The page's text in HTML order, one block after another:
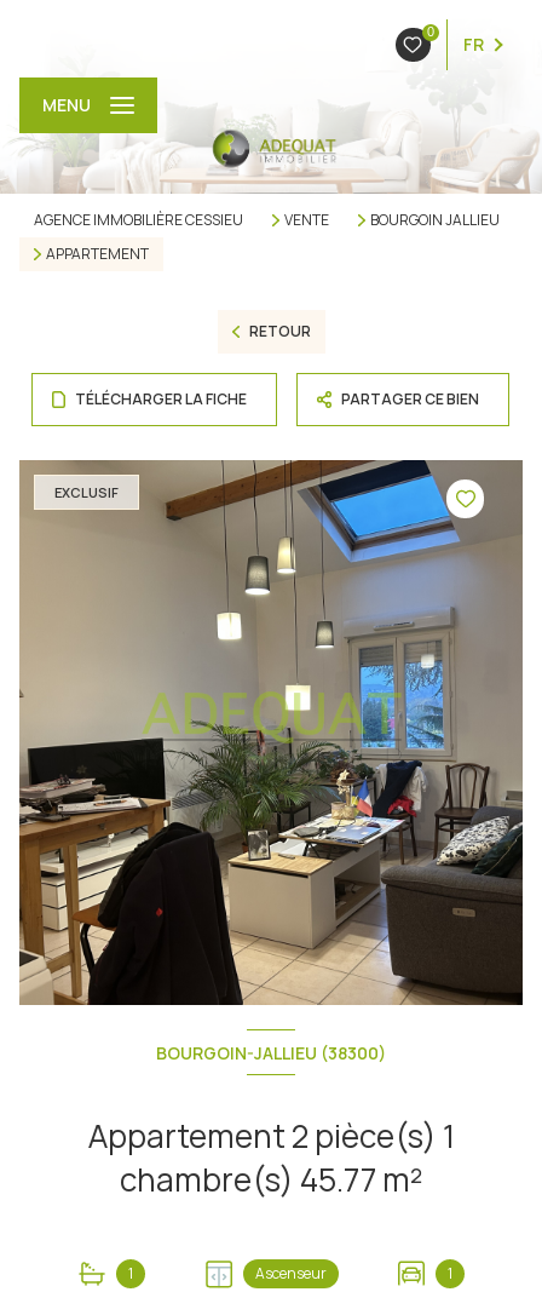
0
FR
MENU
AGENCE IMMOBILIÈRE CESSIEU VENTE
BOURGOIN JALLIEU
APPARTEMENT
RETOUR
TÉLÉCHARGER LA FICHE PARTAGER CE BIEN
EXCLUSIF
BOURGOIN-JALLIEU (38300)
Appartement 2 pièce(s) 1
chambre(s) 45.77 m²
1 Ascenseur 1